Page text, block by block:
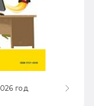
год